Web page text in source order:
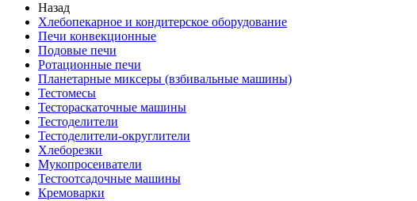
Назад
Хлебопекарное и кондитерское оборудование
Печи конвекционные
Подовые печи
Ротационные печи
Планетарные миксеры (взбивальные машины)
Тестомесы
Тестораскаточные машины
Тестоделители
Тестоделители-округлители
Хлеборезки
Мукопросеиватели
Тестоотсадочные машины
Кремоварки